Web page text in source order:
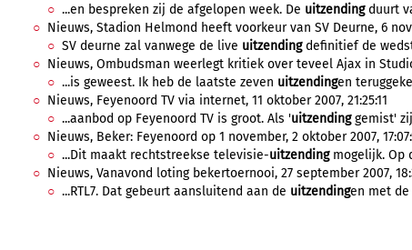
...en bespreken zij de afgelopen week. De uitzendingduurt
Nieuws, Stadion Helmond heeft voorkeur van SV Deurne, 6
SV deurne zal vanwege de live uitzendingdefinitief de
Nieuws, Ombudsman weerlegt kritiek over teveel Ajax in
...is geweest. Ik heb de laatste zeven uitzendingen
Nieuws, Feyenoord TV via internet, 11 oktober 2007, 21:25:11
...aanbod op Feyenoord TV is groot. Als 'uitzendinggemist'
Nieuws, Beker: Feyenoord op 1 november, 2 oktober 2007,
...Dit maakt rechtstreekse televisie-uitzendingmogelijk. Op
Nieuws, Vanavond loting bekertoernooi, 27 september 2007,
...RTL7. Dat gebeurt aansluitend aan de uitzendingen met de